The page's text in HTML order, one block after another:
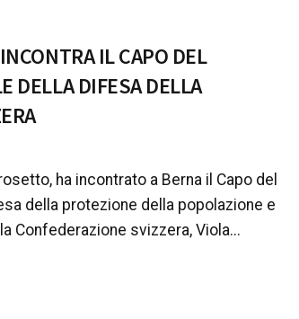
IL CAPO DEL
DELLA DIFESA DELLA
ha incontrato a Berna il Capo del
della protezione della popolazione e
Confederazione svizzera, Viola...